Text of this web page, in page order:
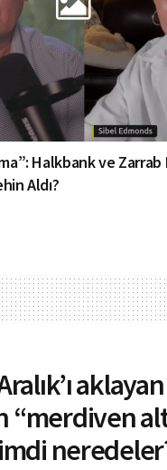
Halkbank ve
Aldı?
aklayan
“merdiven